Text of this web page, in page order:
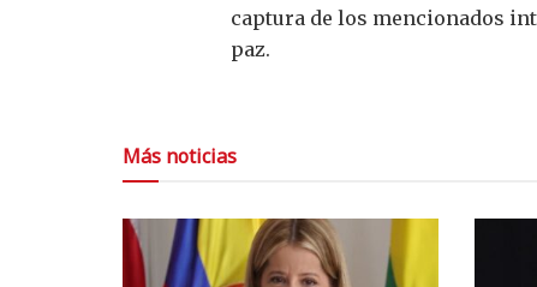
captura de los mencionados
paz.
Más noticias